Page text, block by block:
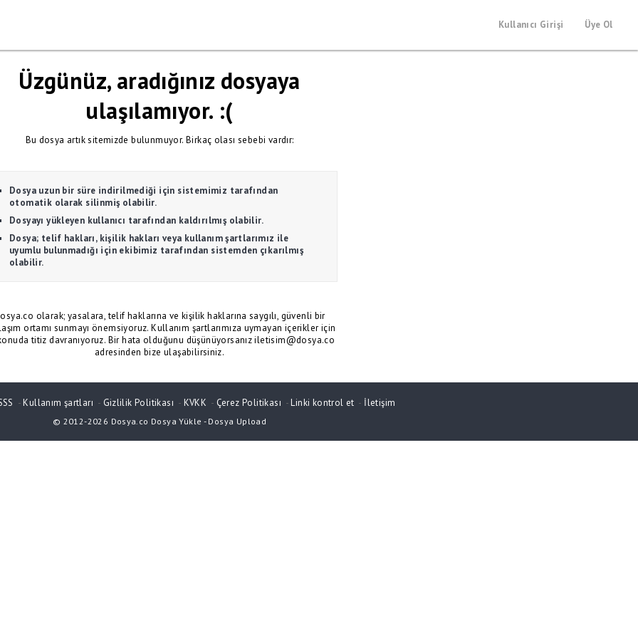
Kullanıcı Girişi Üye Ol
Üzgünüz, aradığınız dosyaya
ulaşılamıyor. :(
Bu dosya artık sitemizde bulunmuyor. Birkaç olası sebebi vardır:
Dosya uzun bir süre indirilmediği için sistemimiz tarafından
otomatik olarak silinmiş olabilir.
Dosyayı yükleyen kullanıcı tarafından kaldırılmış olabilir.
Dosya; telif hakları, kişilik hakları veya kullanım şartlarımız ile
uyumlu bulunmadığı için ekibimiz tarafından sistemden çıkarılmış
olabilir.
olarak; yasalara, telif haklarına ve kişilik haklarına saygılı, güvenli bir
ortamı sunmayı önemsiyoruz. Kullanım şartlarımıza uymayan içerikler için
titiz davranıyoruz. Bir hata olduğunu düşünüyorsanız iletisim@dosya.co
adresinden bize ulaşabilirsiniz.
-Kullanım şartları - Gizlilik Politikası - KVKK - Çerez Politikası -Linki kontrol et - İletişim
© 2012-2026 Dosya.co Dosya Yükle - Dosya Upload